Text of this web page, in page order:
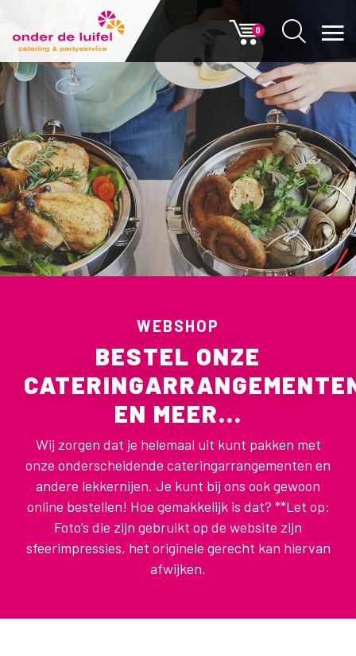
0
WEBSHOP
BESTEL ONZE
EN MEER...
Wij zorgen dat je helemaal uit kunt pakken met
onze onderscheidende cateringarrangementen en
andere lekkernijen. Je kunt bij ons ook gewoon
online bestellen! Hoe gemakkelijk is dat? **Let op:
Foto’s die zijn gebruikt op de website zijn
sfeerimpressies, het originele gerecht kan hiervan
afwijken.